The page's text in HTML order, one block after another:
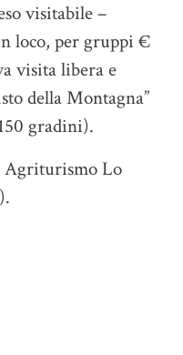
visitabile –
loco, per gruppi €
visita libera e
della Montagna”
gradini).
Agriturismo Lo
).